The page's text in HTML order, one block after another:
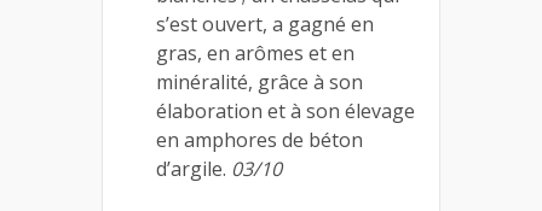
s’est ouvert, a gagné en
gras, en arômes et en
minéralité, grâce à son
élaboration et à son élevage
en amphores de béton
d’argile. 03/10